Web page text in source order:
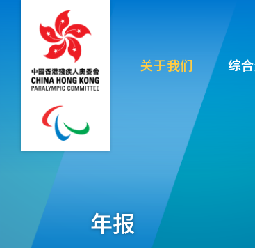
移至主內容
Main
navigation
关于我们 综
年报